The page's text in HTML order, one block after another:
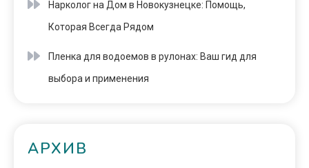
Нарколог на Дом в Новокузнецке: Помощь,
Которая Всегда Рядом
Пленка для водоемов в рулонах: Ваш гид для
выбора и применения
АРХИВ